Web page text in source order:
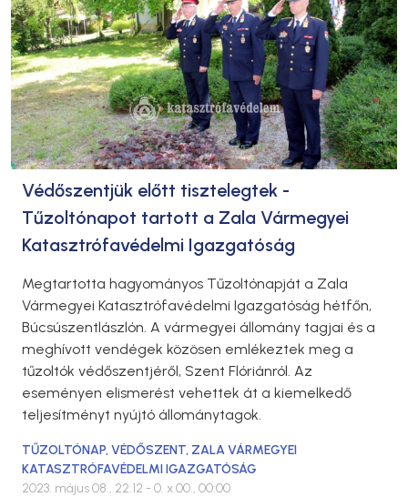
Védőszentjük előtt tisztelegtek -
Tűzoltónapot tartott a Zala Vármegyei
Katasztrófavédelmi Igazgatóság
Megtartotta hagyományos Tűzoltónapját a Zala
Vármegyei Katasztrófavédelmi Igazgatóság hétfőn,
Búcsúszentlászlón. A vármegyei állomány tagjai és a
meghívott vendégek közösen emlékeztek meg a
tűzoltók védőszentjéről, Szent Flóriánról. Az
eseményen elismerést vehettek át a kiemelkedő
teljesítményt nyújtó állománytagok.
TŰZOLTÓNAP,VÉDŐSZENT, ZALA VÁRMEGYEI
KATASZTRÓFAVÉDELMI IGAZGATÓSÁG
2023. május 08., 22:12 - 0. x 00., 00:00